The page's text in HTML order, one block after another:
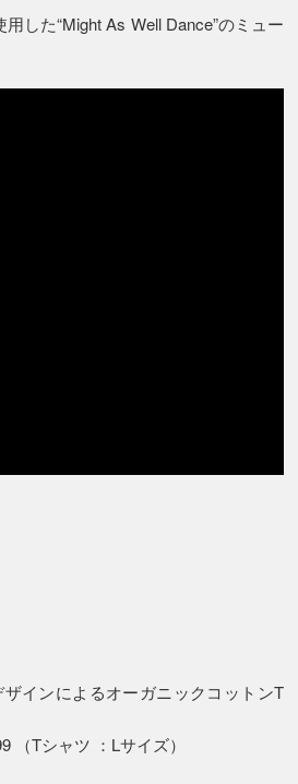
した“Might As Well Dance”のミュー
インによるオーガニックコットンT
（Tシャツ ：Lサイズ）